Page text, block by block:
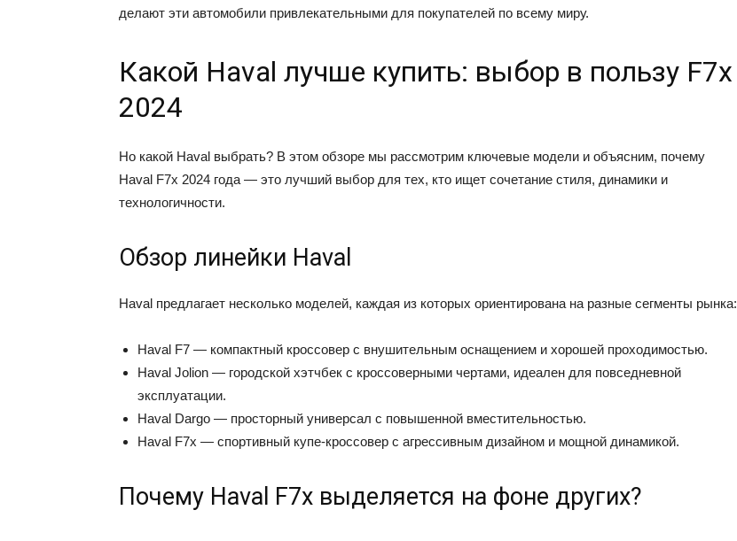
делают эти автомобили привлекательными для покупателей по всему миру.
Какой Haval лучше купить: выбор в пользу F7x
2024
Но какой Haval выбрать? В этом обзоре мы рассмотрим ключевые модели и объясним, почему
Haval F7x 2024 года — это лучший выбор для тех, кто ищет сочетание стиля, динамики и
технологичности.
Обзор линейки Haval
Haval предлагает несколько моделей, каждая из которых ориентирована на разные сегменты рынка:
Haval F7 — компактный кроссовер с внушительным оснащением и хорошей проходимостью.
Haval Jolion — городской хэтчбек с кроссоверными чертами, идеален для повседневной
эксплуатации.
Haval Dargo — просторный универсал с повышенной вместительностью.
Haval F7x — спортивный купе-кроссовер с агрессивным дизайном и мощной динамикой.
Почему Haval F7x выделяется на фоне других?